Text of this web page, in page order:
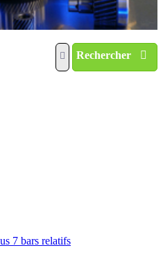
Rechercher
7 bars relatifs